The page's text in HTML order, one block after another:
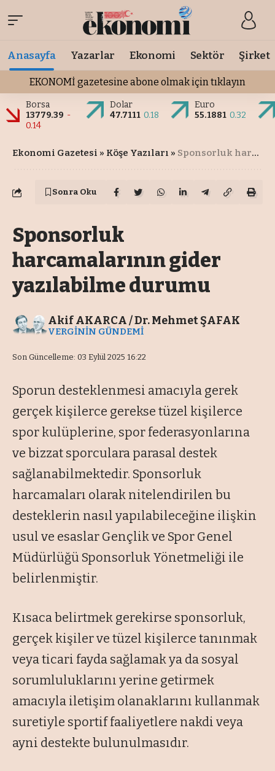
Anasayfa Yazarlar Ekonomi Sektör Şirket
EKONOMİ gazetesine abone olmak için tıklayın
Borsa
13779.39 -
0.14
Dolar
47.7111 0.18
Euro
55.1881 0.32
Ekonomi Gazetesi » Köşe Yazıları » Sponsorluk harcamalarının gider yazılabilme durumu
Sonra Oku
Sponsorluk
harcamalarının gider
yazılabilme durumu
Son Güncelleme: 03 Eylül 2025 16:22
Akif AKARCA / Dr. Mehmet ŞAFAK
VERGİNİN GÜNDEMİ
Sporun desteklenmesi amacıyla gerek
gerçek kişilerce gerekse tüzel kişilerce
spor kulüplerine, spor federasyonlarına
ve bizzat sporculara parasal destek
sağlanabilmektedir. Sponsorluk
harcamaları olarak nitelendirilen bu
desteklerin nasıl yapılabileceğine ilişkin
usul ve esaslar Gençlik ve Spor Genel
Müdürlüğü Sponsorluk Yönetmeliği ile
belirlenmiştir.
Kısaca belirtmek gerekirse sponsorluk,
gerçek kişiler ve tüzel kişilerce tanınmak
veya ticari fayda sağlamak ya da sosyal
sorumluluklarını yerine getirmek
amacıyla iletişim olanaklarını kullanmak
suretiyle sportif faaliyetlere nakdi veya
ayni destekte bulunulmasıdır.